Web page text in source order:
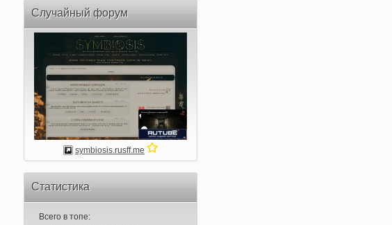
Случайный форум
symbiosis.rusff.me
Статистика
Всего в топе: